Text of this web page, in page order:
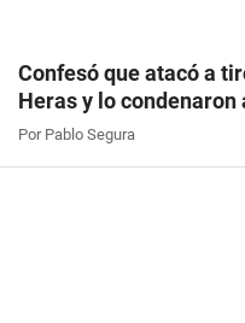
Confesó que atacó a
Heras y lo condenaron
Por Pablo Segura